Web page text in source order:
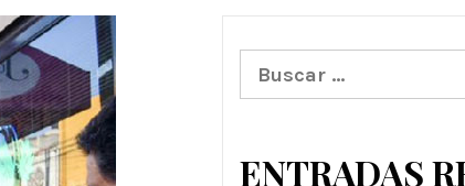
Buscar:
ENTRADAS